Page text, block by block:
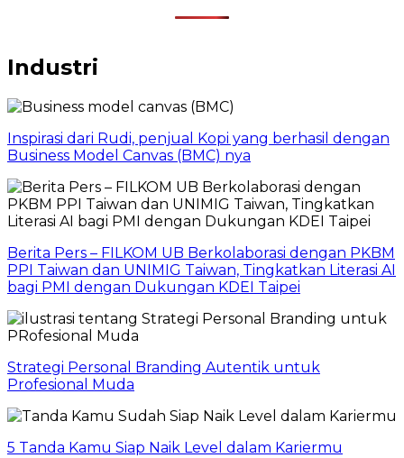
Industri
Inspirasi dari Rudi, penjual Kopi yang berhasil dengan
Business Model Canvas (BMC) nya
Berita Pers – FILKOM UB Berkolaborasi dengan PKBM
PPI Taiwan dan UNIMIG Taiwan, Tingkatkan Literasi AI
bagi PMI dengan Dukungan KDEI Taipei
Strategi Personal Branding Autentik untuk
Profesional Muda
5 Tanda Kamu Siap Naik Level dalam Kariermu